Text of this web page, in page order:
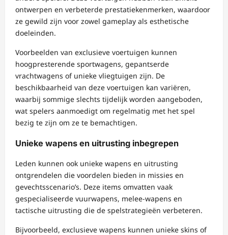
ontwerpen en verbeterde prestatiekenmerken, waardoor
ze gewild zijn voor zowel gameplay als esthetische
doeleinden.
Voorbeelden van exclusieve voertuigen kunnen
hoogpresterende sportwagens, gepantserde
vrachtwagens of unieke vliegtuigen zijn. De
beschikbaarheid van deze voertuigen kan variëren,
waarbij sommige slechts tijdelijk worden aangeboden,
wat spelers aanmoedigt om regelmatig met het spel
bezig te zijn om ze te bemachtigen.
Unieke wapens en uitrusting inbegrepen
Leden kunnen ook unieke wapens en uitrusting
ontgrendelen die voordelen bieden in missies en
gevechtsscenario’s. Deze items omvatten vaak
gespecialiseerde vuurwapens, melee-wapens en
tactische uitrusting die de spelstrategieën verbeteren.
Bijvoorbeeld, exclusieve wapens kunnen unieke skins of